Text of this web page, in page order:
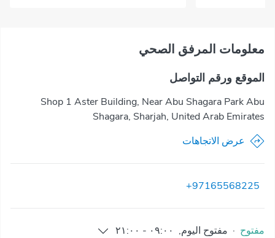
معلومات المرفق الصحي
الموقع ورقم التواصل
Shop 1 Aster Building, Near Abu Shagara Park Abu
Shagara, Sharjah, United Arab Emirates
عرض الاتجاهات
+97165568225
مفتوح · مفتوح اليوم, ٠٩:٠٠ - ٢١:٠٠